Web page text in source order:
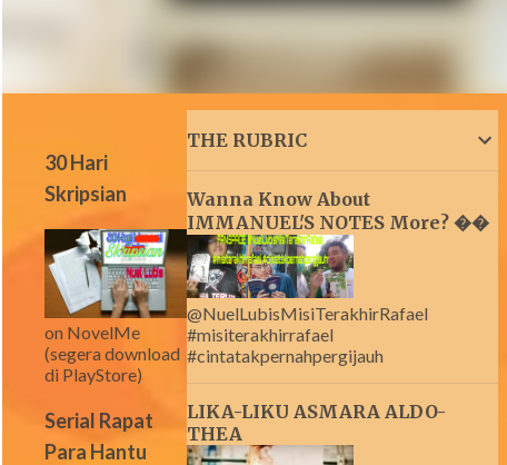
30 Hari
Skripsian
on NovelMe
(segera download
di PlayStore)
Serial Rapat
Para Hantu
THE RUBRIC
Wanna Know About
IMMANUEL'S NOTES More? ��
@NuelLubisMisiTerakhirRafael
#misiterakhirrafael
#cintatakpernahpergijauh
LIKA-LIKU ASMARA ALDO-
THEA